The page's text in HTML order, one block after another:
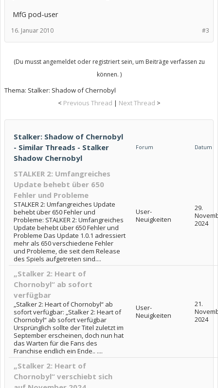
MfG pod-user
#3
16. Januar 2010
(Du musst angemeldet oder registriert sein, um Beiträge verfassen zu
können. )
Thema: Stalker: Shadow of Chernobyl
< Previous Thread | Next Thread >
Stalker: Shadow of Chernobyl
- Similar Threads - Stalker
Shadow Chernobyl
Forum Datum
STALKER 2: Umfangreiches
Update behebt über 650
Fehler und Probleme
STALKER 2: Umfangreiches Update
behebt über 650 Fehler und
Probleme: STALKER 2: Umfangreiches
Update behebt über 650 Fehler und
Probleme Das Update 1.0.1 adressiert
mehr als 650 verschiedene Fehler
und Probleme, die seit dem Release
des Spiels aufgetreten sind....
User-
Neuigkeiten
29.
2024
„Stalker 2: Heart of
Chornobyl“ ab sofort
verfügbar
„Stalker 2: Heart of Chornobyl“ ab
sofort verfügbar: „Stalker 2: Heart of
Chornobyl“ ab sofort verfügbar
Ursprünglich sollte der Titel zuletzt im
September erscheinen, doch nun hat
das Warten für die Fans des
Franchise endlich ein Ende.. ....
User-
Neuigkeiten
21.
2024
„Stalker 2: Heart of
Chornobyl“ verschiebt sich